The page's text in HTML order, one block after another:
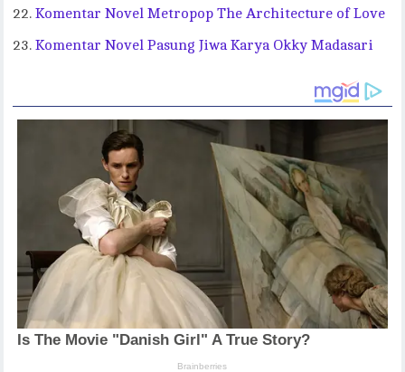
Komentar Novel Metropop The Architecture of Love
Komentar Novel Pasung Jiwa Karya Okky Madasari